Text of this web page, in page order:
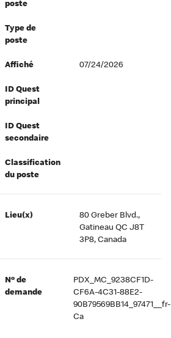
poste
Type de
poste
Affiché 07/24/2026
ID Quest
principal
ID Quest
secondaire
Classification
du poste
Lieu(x)
80 Greber Blvd.,
Gatineau QC J8T
3P8, Canada
Nº de
demande
PDX_MC_9238CF1D-
CF6A-4C31-88E2-
90B79569BB14_97471__fr-
Ca